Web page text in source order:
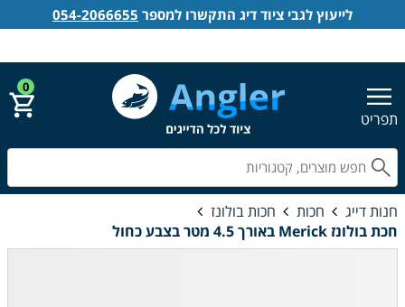
תפריט
0
חנות דייג חכות
חכות בולונז
חכת בולונז Merick באורך 4.5 מטר בצבע כחול
לייעוץ לגבי ציוד דיג התקשרו למספר 054-2066655